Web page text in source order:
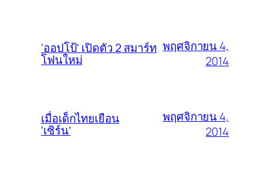
‘ออปโป้’ เปิดตัว 2 สมาร์ท
โฟนใหม่
พฤศจิกายน 4,
2014
เมื่อเด็กไทยเยือน
‘เซิร์น’
พฤศจิกายน 4,
2014